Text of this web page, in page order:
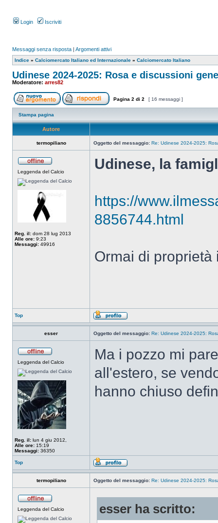
Login Iscriviti
Messaggi senza risposta | Argomenti attivi
Indice » Calciomercato Italiano ed Internazionale » Calciomercato Italiano
Udinese 2024-2025: Rosa e discussioni
Moderatore: arres82
Pagina 2 di 2 [ 16 messaggi ]
Stampa pagina
Autore
termopiliano Oggetto del messaggio: Re: Udinese 2024-2025:
Leggenda del Calcio
Reg. il: dom 28 lug 2013
Alle ore: 9:23
Messaggi: 49916
Udinese, la
https://
8856744.html
Ormai di proprietà
Top
esser Oggetto del messaggio: Re: Udinese 2024-2025:
Leggenda del Calcio
Reg. il: lun 4 giu 2012,
Alle ore: 15:19
Messaggi: 36350
Ma i pozzo mi
all'estero, se
hanno chiuso
Top
termopiliano Oggetto del messaggio: Re: Udinese 2024-2025:
Leggenda del Calcio esser ha scritto: